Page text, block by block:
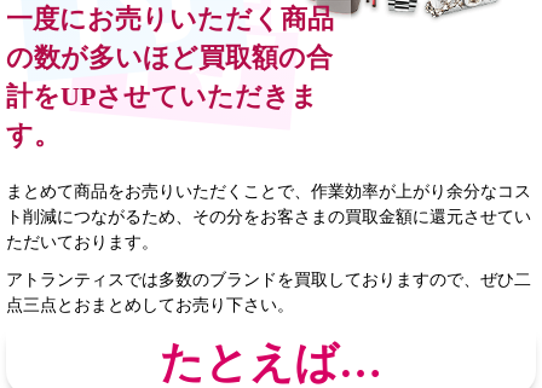
一度にお売りいただく商品
の数が多いほど買取額の合
計をUPさせていただきま
す。
まとめて商品をお売りいただくことで、作業効率が上がり余分なコス
ト削減につながるため、その分をお客さまの買取金額に還元させてい
ただいております。
アトランティスでは多数のブランドを買取しておりますので、ぜひ二
点三点とおまとめしてお売り下さい。
たとえば…